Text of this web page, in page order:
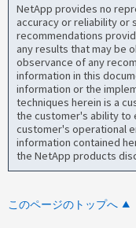
NetApp provides no
accuracy or reliability or
recommendations
any results that may be
observance of any
information in this
information or the
techniques herein is a
the customer's ability to
customer's operational
information contained
the NetApp products
このページのトップへ